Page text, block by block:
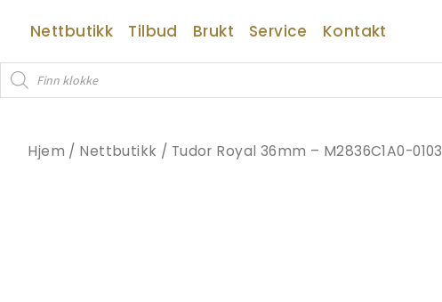
innholdet
Nettbutikk Tilbud Brukt Service
Kontakt
Products
search
Hjem / Nettbutikk / Tudor Royal 36mm – M2836C1A0-0103